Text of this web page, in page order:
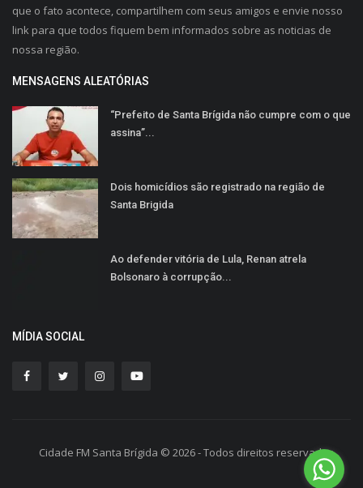
que o fato acontece, compartilhem com seus amigos e envie nosso
link para que todos fiquem bem informados sobre as noticias de
nossa região.
MENSAGENS ALEATÓRIAS
“Prefeito de Santa Brígida não cumpre com o que
assina”...
Dois homicídios são registrado na região de
Santa Brigida
Ao defender vitória de Lula, Renan atrela
Bolsonaro à corrupção...
MÍDIA SOCIAL
Cidade FM Santa Brígida © 2026 - Todos direitos reservados.